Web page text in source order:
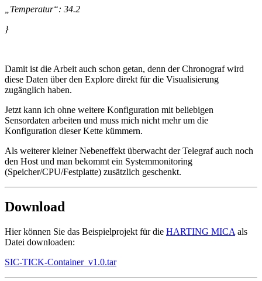
„Temperatur“: 34.2
}
Damit ist die Arbeit auch schon getan, denn der Chronograf wird
diese Daten über den Explore direkt für die Visualisierung
zugänglich haben.
Jetzt kann ich ohne weitere Konfiguration mit beliebigen
Sensordaten arbeiten und muss mich nicht mehr um die
Konfiguration dieser Kette kümmern.
Als weiterer kleiner Nebeneffekt überwacht der Telegraf auch noch
den Host und man bekommt ein Systemmonitoring
(Speicher/CPU/Festplatte) zusätzlich geschenkt.
Download
Hier können Sie das Beispielprojekt für die HARTING MICA als
Datei downloaden:
SIC-TICK-Container_v1.0.tar